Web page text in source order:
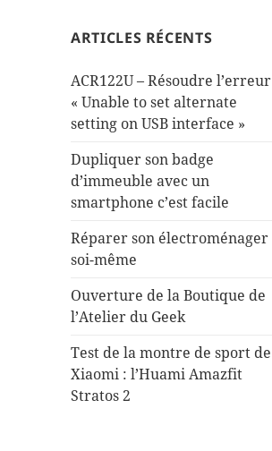
ARTICLES RÉCENTS
ACR122U – Résoudre l’erreur
« Unable to set alternate
setting on USB interface »
Dupliquer son badge
d’immeuble avec un
smartphone c’est facile
Réparer son électroménager
soi-même
Ouverture de la Boutique de
l’Atelier du Geek
Test de la montre de sport de
Xiaomi : l’Huami Amazfit
Stratos 2